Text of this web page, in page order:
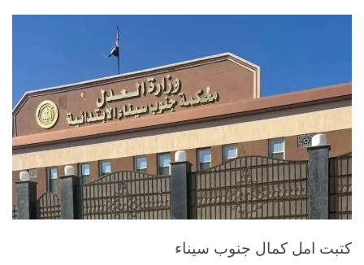
كتبت امل كمال جنوب سيناء